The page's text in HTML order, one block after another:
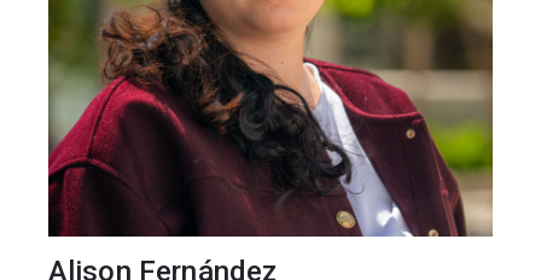
Alison Fernández